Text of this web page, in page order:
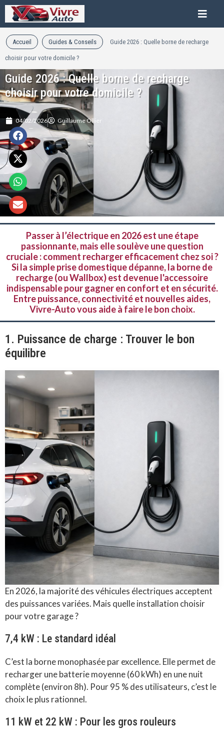
Accueil Guides & Conseils Guide 2026 : Quelle borne de recharge
choisir pour votre domicile ?
Guide 2026 : Quelle borne de recharge
choisir pour votre domicile ?
04/02/2026 Guillaume Ollier
Passer à l’électrique en 2026 est une étape
passionnante, mais elle soulève une question
cruciale : comment recharger efficacement chez soi ?
Si la simple prise domestique dépanne, la borne de
recharge (ou Wallbox) est devenue l'accessoire
indispensable pour gagner en confort et en sécurité.
Entre puissance, connectivité et nouvelles aides,
Vivre-Auto vous aide à faire le bon choix.
1. Puissance de charge : Trouver le bon
équilibre
En 2026, la majorité des véhicules électriques acceptent
des puissances variées. Mais quelle installation choisir
pour votre garage ?
7,4 kW : Le standard idéal
C’est la borne monophasée par excellence. Elle permet de
recharger une batterie moyenne (60 kWh) en une nuit
complète (environ 8h). Pour 95 % des utilisateurs, c’est le
choix le plus rationnel.
11 kW et 22 kW : Pour les gros rouleurs